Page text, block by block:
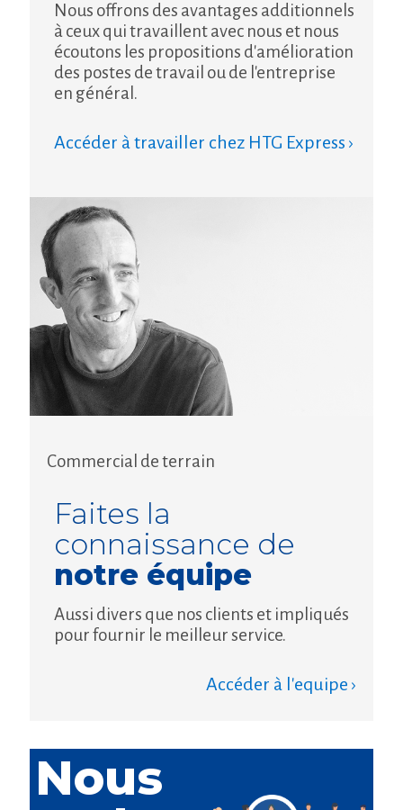
Nous offrons des avantages additionnels
à ceux qui travaillent avec nous et nous
écoutons les propositions d'amélioration
des postes de travail ou de l'entreprise
en général.
Accéder à travailler chez HTG Express ›
Commercial de terrain
Faites la
connaissance de
notre équipe
Aussi divers que nos clients et impliqués
pour fournir le meilleur service.
Accéder à l'equipe ›
Nous